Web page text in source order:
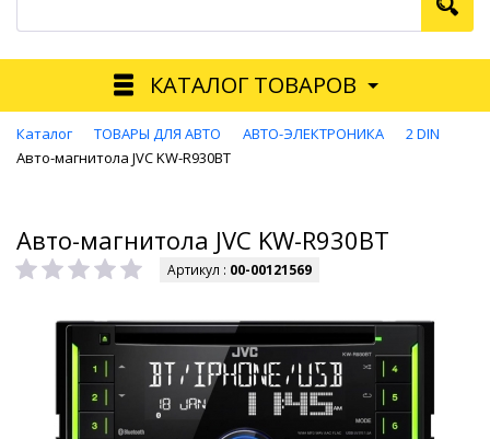
КАТАЛОГ ТОВАРОВ
Каталог ТОВАРЫ ДЛЯ АВТО АВТО-ЭЛЕКТРОНИКА
2 DIN
Авто-магнитола JVC KW-R930BT
Авто-магнитола JVC KW-R930BT
Артикул : 00-00121569